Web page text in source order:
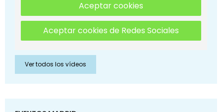
Aceptar cookies
Aceptar cookies de Redes Sociales
Ver todos los vídeos